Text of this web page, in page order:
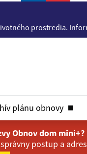
prostredia.
plánu obnovy
Obnov dom mini+?
postup a